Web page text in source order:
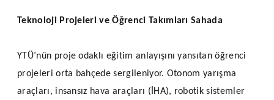
Teknoloji Projeleri ve Öğrenci Takımları Sahada
YTÜ’nün proje odaklı eğitim anlayışını yansıtan öğrenci
projeleri orta bahçede sergileniyor. Otonom yarışma
araçları, insansız hava araçları (İHA), robotik sistemler